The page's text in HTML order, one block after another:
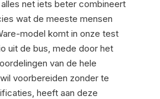
net iets beter combineert
wat de meeste mensen
model komt in onze test
uit de bus, mede door het
van de hele
voorbereiden zonder te
heeft aan deze